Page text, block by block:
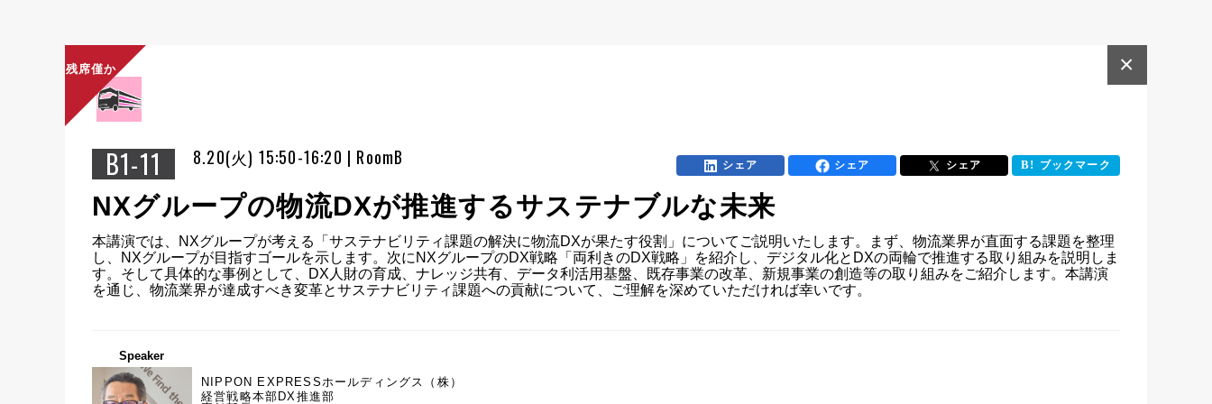
B1-11 8.20(火) 15:50-16:20 | RoomB
×
シェア シェア シェア ブックマーク
残席僅か
NXグループの物流DXが推進するサステナブルな未来
本講演では、NXグループが考える「サステナビリティ課題の解決に物流DXが果たす役割」についてご説明いたします。まず、物流業界が直面する課題を整理
し、NXグループが目指すゴールを示します。次にNXグループのDX戦略「両利きのDX戦略」を紹介し、デジタル化とDXの両輪で推進する取り組みを説明しま
す。そして具体的な事例として、DX人財の育成、ナレッジ共有、データ利活用基盤、既存事業の改革、新規事業の創造等の取り組みをご紹介します。本講演
を通じ、物流業界が達成すべき変革とサステナビリティ課題への貢献について、ご理解を深めていただければ幸いです。
Speaker
NIPPON EXPRESSホールディングス（株）
経営戦略本部DX推進部